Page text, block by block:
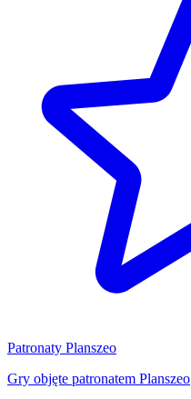
Patronaty Planszeo
Gry objęte patronatem Planszeo